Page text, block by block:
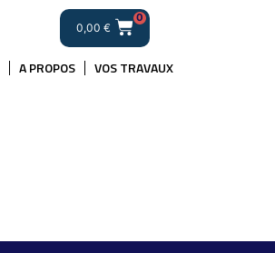
0,00 €
0
A PROPOS VOS TRAVAUX